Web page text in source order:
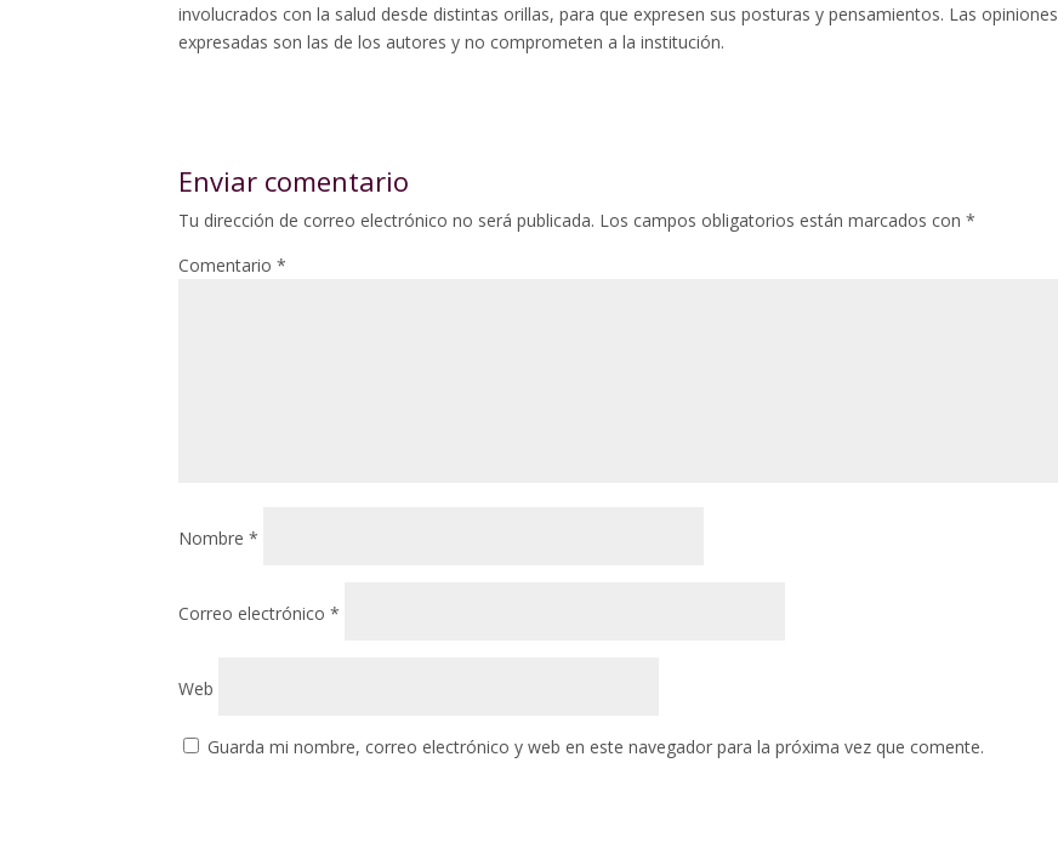
involucrados con la salud desde distintas orillas, para que expresen sus posturas y pensamientos. Las opiniones
expresadas son las de los autores y no comprometen a la institución.
Enviar comentario
Tu dirección de correo electrónico no será publicada. Los campos obligatorios están marcados con *
Comentario *
Nombre *
Correo electrónico *
Web
Guarda mi nombre, correo electrónico y web en este navegador para la próxima vez que comente.